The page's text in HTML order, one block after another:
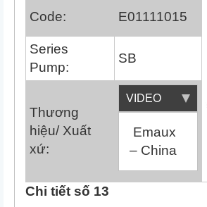
Code: E01111015
Series
Pump:
SB
Thương
hiệu/ Xuất
xứ:
VIDEO
Emaux
– China
Chi tiết số 13